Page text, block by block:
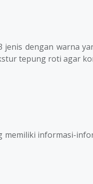
dengan warna
tepung roti agar
informasi-